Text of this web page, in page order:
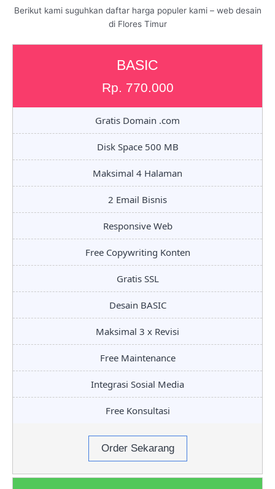
Berikut kami suguhkan daftar harga populer kami – web desain
di Flores Timur
BASIC
Rp. 770.000
Gratis Domain .com
Disk Space 500 MB
Maksimal 4 Halaman
2 Email Bisnis
Responsive Web
Free Copywriting Konten
Gratis SSL
Desain BASIC
Maksimal 3 x Revisi
Free Maintenance
Integrasi Sosial Media
Free Konsultasi
Order Sekarang